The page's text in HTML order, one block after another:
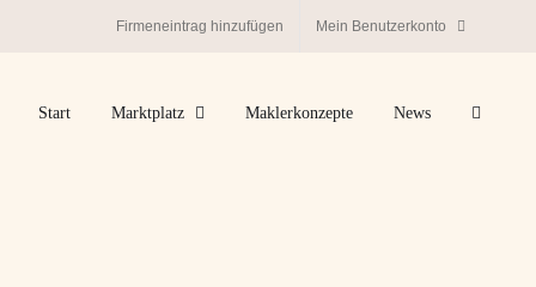
Firmeneintrag hinzufügen Mein Benutzerkonto
Start Marktplatz Maklerkonzepte News